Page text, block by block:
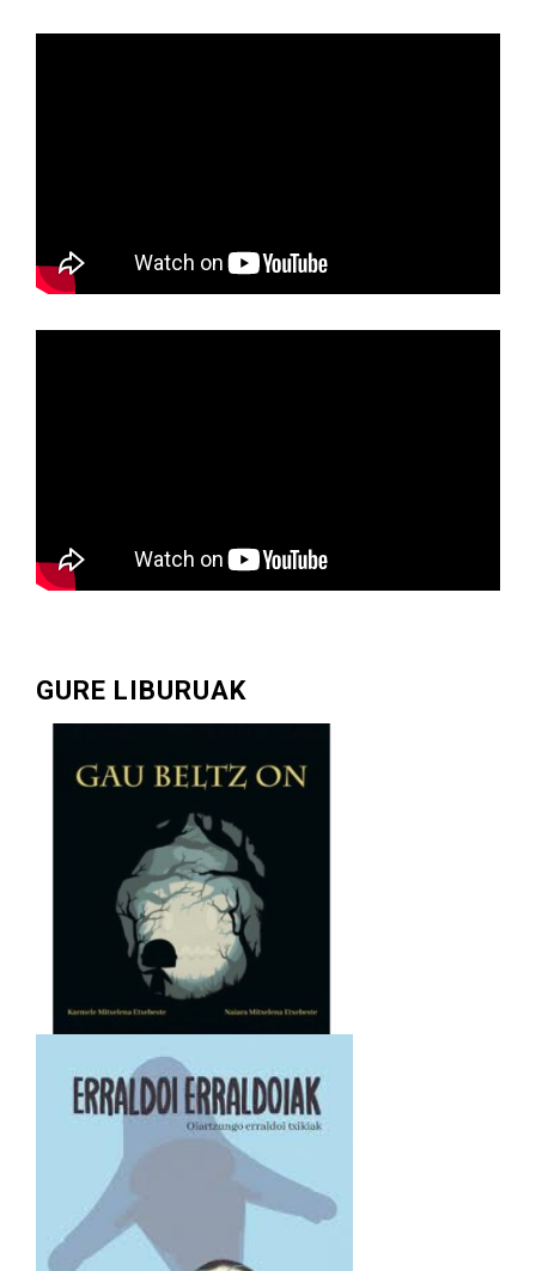
GURE LIBURUAK